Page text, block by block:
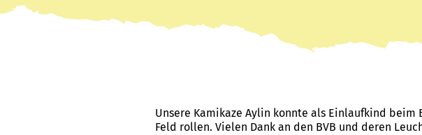
Unsere Kamikaze Aylin konnte als Einlaufkind
Feld rollen. Vielen Dank an den BVB und deren